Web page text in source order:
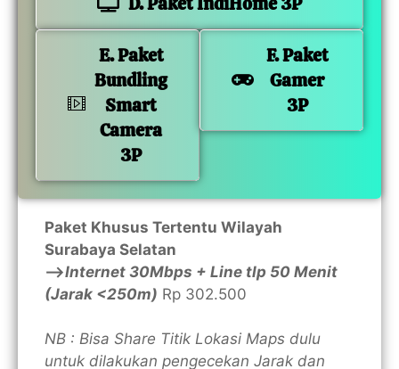
E. Paket
Bundling
Smart
Camera
3P
F. Paket
Gamer
3P
Paket Khusus Tertentu Wilayah
Surabaya Selatan
—>Internet 30Mbps + Line tlp 50 Menit
(Jarak <250m) Rp 302.500
NB : Bisa Share Titik Lokasi Maps dulu
untuk dilakukan pengecekan Jarak dan